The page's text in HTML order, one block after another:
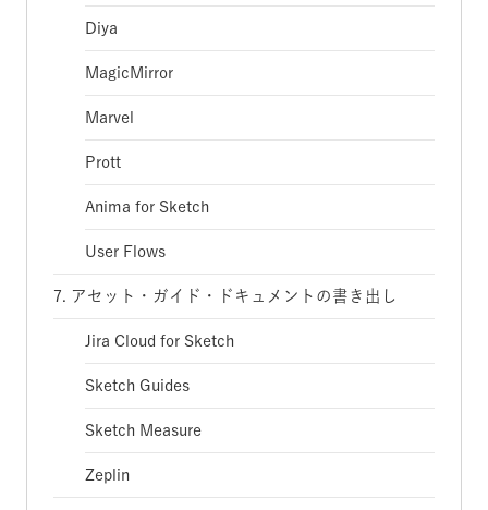
Diya
MagicMirror
Marvel
Prott
Anima for Sketch
User Flows
7. アセット・ガイド・ドキュメントの書き出し
Jira Cloud for Sketch
Sketch Guides
Sketch Measure
Zeplin